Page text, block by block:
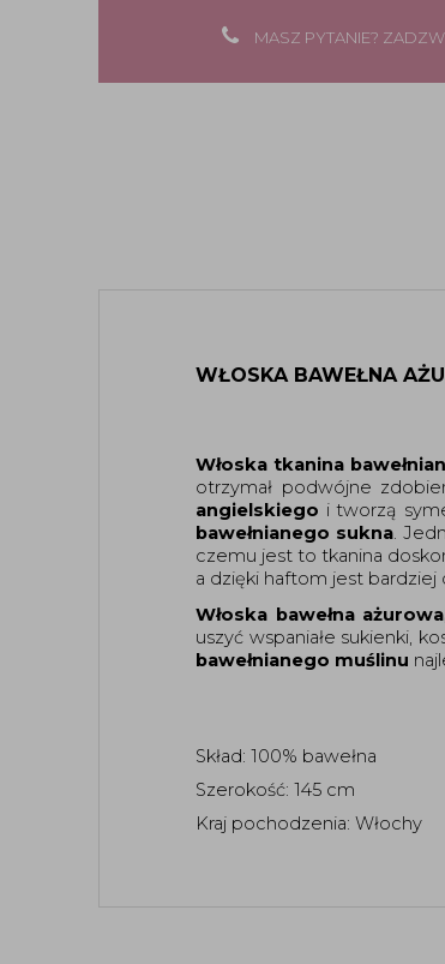
MASZ PYTANIE?
WŁOSKA BAWEŁNA
Włoska tkanina
otrzymał podwójne
angielskiego i tworzą
bawełnianego sukna.
czemu jest to tkanina
a dzięki haftom jest bardziej
Włoska bawełna
uszyć wspaniałe sukienki,
bawełnianego muślinu
Skład: 100% bawełna
Szerokość: 145 cm
Kraj pochodzenia: Włochy